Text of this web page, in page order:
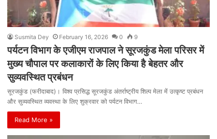
Susmita Dey February 16, 2026 0 9
पर्यटन विभाग के एजीएम राजपाल ने सूरजकुंड मेला परिसर में
मुख्य चौपाल पर कलाकारों के लिए किया है बेहतर और
सुव्यवस्थित प्रबंधन
सूरजकुंड (फरीदाबाद)। विश्व प्रसिद्ध सूरजकुंड अंतर्राष्ट्रीय शिल्प मेला में उत्कृष्ट प्रबंधन
और सुव्यवस्थित व्यवस्था के लिए शुक्रवार को पर्यटन विभाग…
Read More »